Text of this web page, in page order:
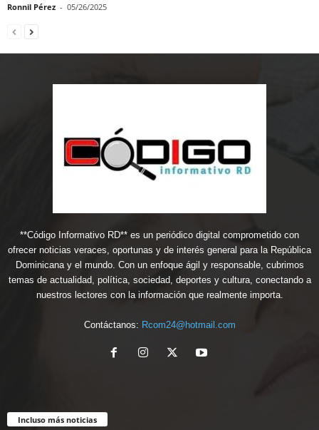
Ronnil Pérez - 05/26/2025
**Código Informativo RD** es un periódico digital comprometido con
ofrecer noticias veraces, oportunas y de interés general para la República
Dominicana y el mundo. Con un enfoque ágil y responsable, cubrimos
temas de actualidad, política, sociedad, deportes y cultura, conectando a
nuestros lectores con la información que realmente importa.
Contáctanos: Rcom24@hotmail.com
Incluso más noticias